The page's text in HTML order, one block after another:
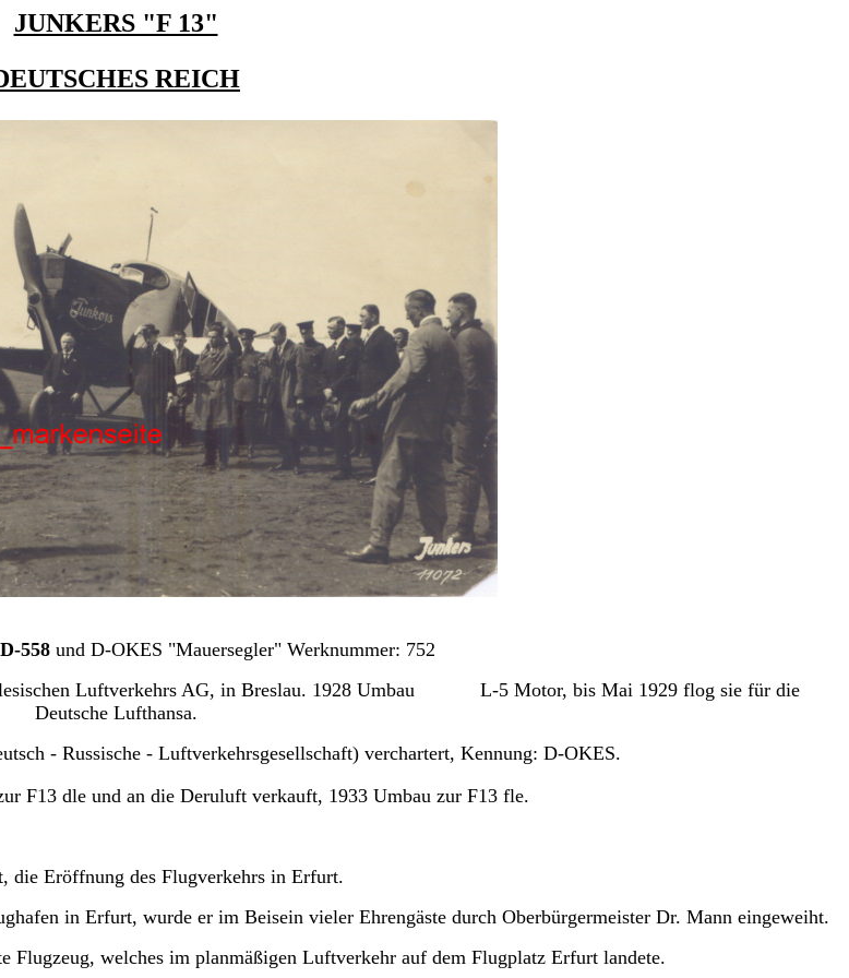
JUNKERS "F 13"
REICH
D-558und D-OKES "Mauersegler" Werknummer: 752
Luftverkehrs AG, in Breslau. 1928 Umbau L-5 Motor, bis Mai 1929 flog sie für die
Deutsche Lufthansa.
- Russische - Luftverkehrsgesellschaft) verchartert, Kennung: D-OKES.
F13 dle und an die Deruluft verkauft, 1933 Umbau zur F13 fle.
die Eröffnung des Flugverkehrs in Erfurt.
in Erfurt, wurde er im Beisein vieler Ehrengäste durch Oberbürgermeister Dr. Mann eingeweiht.
Flugzeug, welches im planmäßigen Luftverkehr auf dem Flugplatz Erfurt landete.